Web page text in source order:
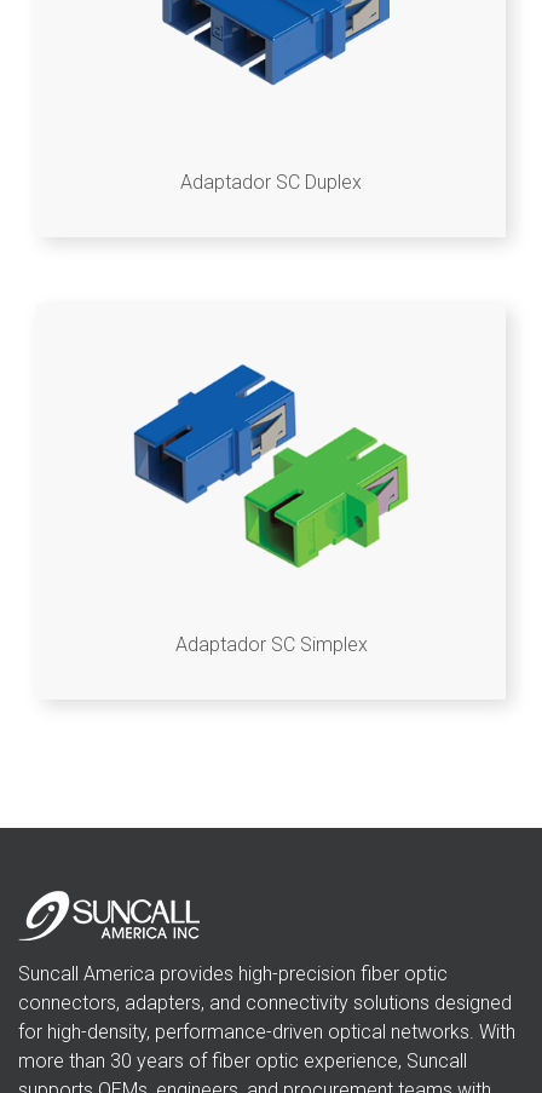
Adaptador SC Duplex
Adaptador SC Simplex
Suncall America provides high-precision fiber optic
connectors, adapters, and connectivity solutions designed
for high-density, performance-driven optical networks. With
more than 30 years of fiber optic experience, Suncall